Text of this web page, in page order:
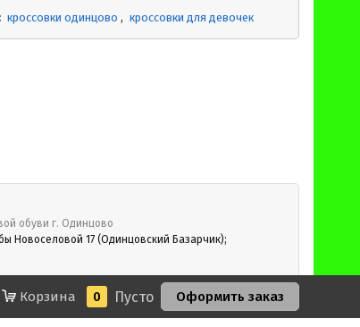
кроссовки одинцово кроссовки для девочек
обуви г. Одинцово
Новоселовой 17 (Одинцовский Базарчик);
Корзина 0 Пусто Оформить заказ